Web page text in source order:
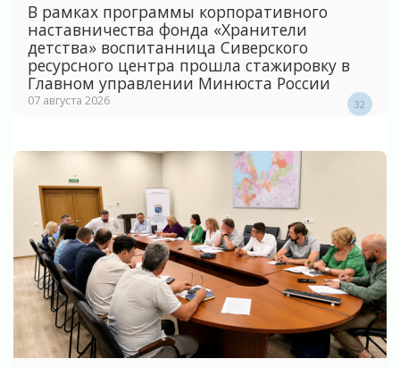
В рамках программы корпоративного
наставничества фонда «Хранители
детства» воспитанница Сиверского
ресурсного центра прошла стажировку в
Главном управлении Минюста России
07 августа 2026 32